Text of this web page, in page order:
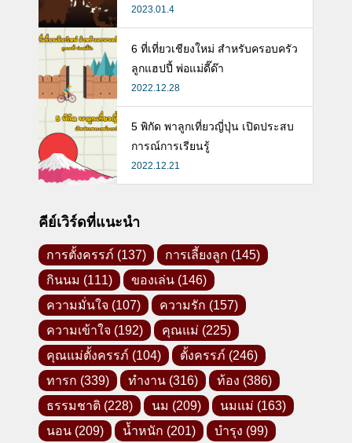
2023.01.4
6 ที่เที่ยวเชียงใหม่ สำหรับครอบครัว
ลูกแฮปปี้ พ่อแม่ดี๊ด๊า
2022.12.28
5 พิกัด พาลูกเที่ยวญี่ปุ่น เปิดประสบ
การณ์การเรียนรู้
2022.12.21
คีย์เวิร์ดที่แนะนำ
การตั้งครรภ์ (137) การเลี้ยงลูก (145)
กินนม (111) ของเล่น (146)
ความมั่นใจ (107) ความรัก (157)
ความเข้าใจ (192) คุณแม่ (225)
คุณแม่ตั้งครรภ์ (104) ตั้งครรภ์ (246)
ทารก (339) ทำงาน (316) ท้อง (386)
ธรรมชาติ (228) นม (209) นมแม่ (163)
นอน (209) น้ำหนัก (201) บำรุง (99)